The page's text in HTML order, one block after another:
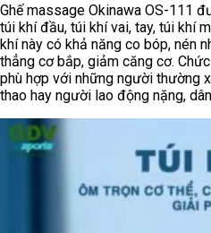
Ghế massage Okinawa OS-111
túi khí đầu, túi khí vai, tay, túi khí
khí này có khả năng co bóp, nén
thẳng cơ bắp, giảm căng cơ.
phù hợp với những người thường
thao hay người lao động nặng,